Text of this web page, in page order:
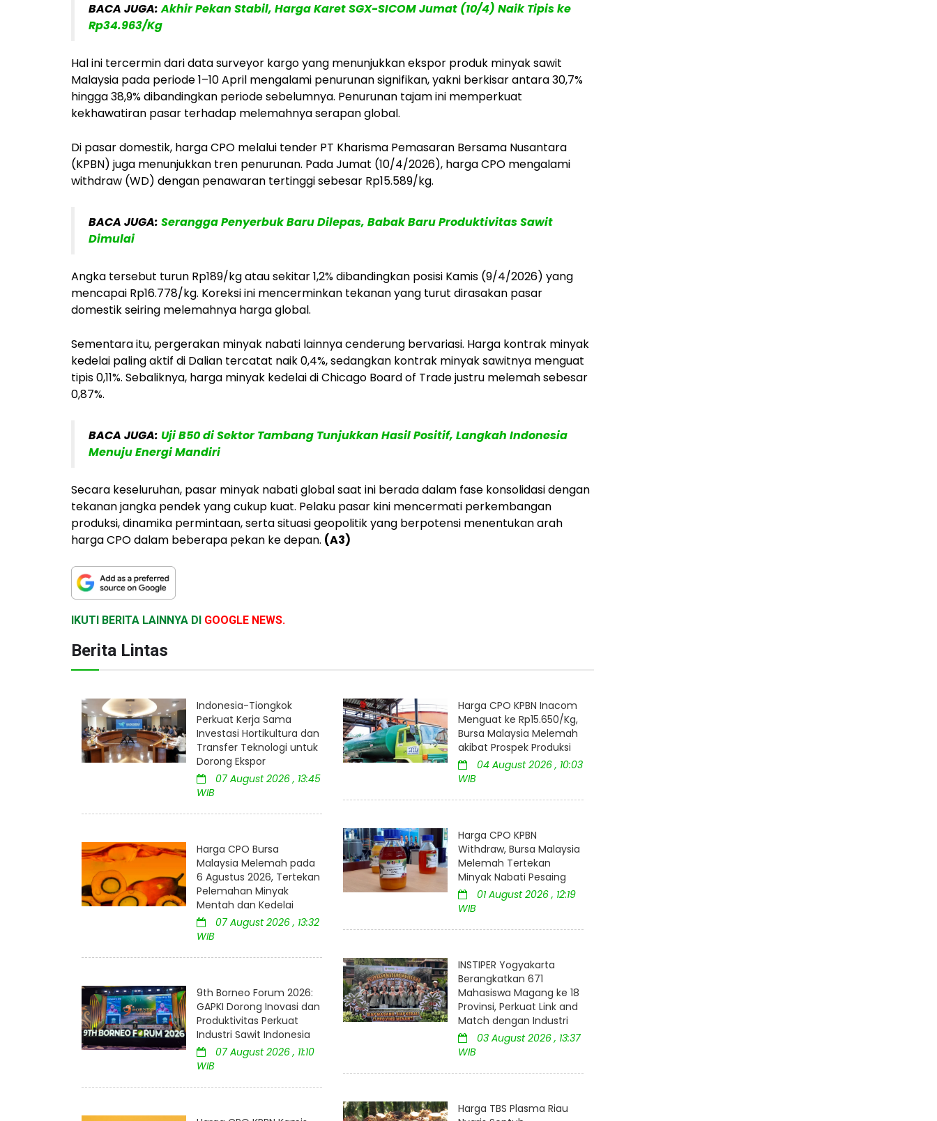
BACA JUGA:Akhir Pekan Stabil, Harga Karet SGX-SICOM Jumat (10/4) Naik Tipis ke
Rp34.963/Kg
Hal ini tercermin dari data surveyor kargo yang menunjukkan ekspor produk minyak sawit
Malaysia pada periode 1–10 April mengalami penurunan signifikan, yakni berkisar antara 30,7%
hingga 38,9% dibandingkan periode sebelumnya. Penurunan tajam ini memperkuat
kekhawatiran pasar terhadap melemahnya serapan global.
Di pasar domestik, harga CPO melalui tender PT Kharisma Pemasaran Bersama Nusantara
(KPBN) juga menunjukkan tren penurunan. Pada Jumat (10/4/2026), harga CPO mengalami
withdraw (WD) dengan penawaran tertinggi sebesar Rp15.589/kg.
BACA JUGA: Serangga Penyerbuk Baru Dilepas, Babak Baru Produktivitas Sawit
Dimulai
Angka tersebut turun Rp189/kg atau sekitar 1,2% dibandingkan posisi Kamis (9/4/2026) yang
mencapai Rp16.778/kg. Koreksi ini mencerminkan tekanan yang turut dirasakan pasar
domestik seiring melemahnya harga global.
Sementara itu, pergerakan minyak nabati lainnya cenderung bervariasi. Harga kontrak minyak
kedelai paling aktif di Dalian tercatat naik 0,4%, sedangkan kontrak minyak sawitnya menguat
tipis 0,11%. Sebaliknya, harga minyak kedelai di Chicago Board of Trade justru melemah sebesar
0,87%.
BACA JUGA: Uji B50 di Sektor Tambang Tunjukkan Hasil Positif, Langkah Indonesia
Menuju Energi Mandiri
Secara keseluruhan, pasar minyak nabati global saat ini berada dalam fase konsolidasi dengan
tekanan jangka pendek yang cukup kuat. Pelaku pasar kini mencermati perkembangan
produksi, dinamika permintaan, serta situasi geopolitik yang berpotensi menentukan arah
harga CPO dalam beberapa pekan ke depan. (A3)
IKUTI BERITA LAINNYA DI GOOGLE NEWS.
Berita Lintas
Indonesia-Tiongkok
Perkuat Kerja Sama
Investasi Hortikultura dan
Transfer Teknologi untuk
Dorong Ekspor
07 August 2026 , 13:45
WIB
Harga CPO Bursa
Malaysia Melemah pada
6 Agustus 2026, Tertekan
Pelemahan Minyak
Mentah dan Kedelai
07 August 2026 , 13:32
WIB
9th Borneo Forum 2026:
GAPKI Dorong Inovasi dan
Produktivitas Perkuat
Industri Sawit Indonesia
07 August 2026 , 11:10
WIB
Harga CPO KPBN Inacom
Menguat ke Rp15.650/Kg,
Bursa Malaysia Melemah
akibat Prospek Produksi
04 August 2026 , 10:03
WIB
Harga CPO KPBN
Withdraw, Bursa Malaysia
Melemah Tertekan
Minyak Nabati Pesaing
01 August 2026 , 12:19
WIB
INSTIPER Yogyakarta
Berangkatkan 671
Mahasiswa Magang ke 18
Provinsi, Perkuat Link and
Match dengan Industri
03 August 2026 , 13:37
WIB
Harga TBS Plasma Riau